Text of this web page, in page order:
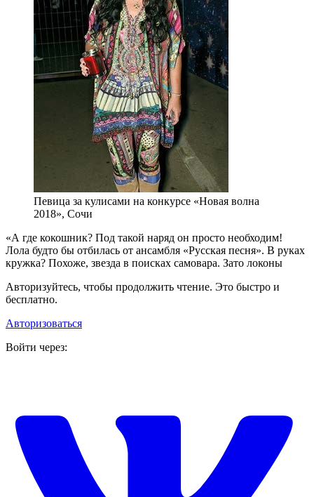
Певица за кулисами на конкурсе «Новая волна
2018», Сочи
«А где кокошник? Под такой наряд он просто необходим!
Лола будто бы отбилась от ансамбля «Русская песня». В руках
кружка? Похоже, звезда в поисках самовара. Зато локоны
Авторизуйтесь, чтобы продолжить чтение. Это быстро и
бесплатно.
Авторизоваться
Войти через: